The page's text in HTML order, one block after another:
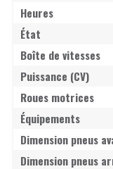
Heures
État
Boîte de vitesses
Puissance (CV)
Roues motrices
Équipements
Dimension pneus
Dimension pneus